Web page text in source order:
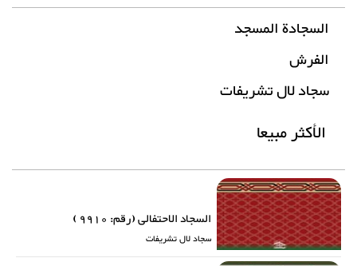
السجادة المسجد
الفرش
سجاد لال تشریفات
الأكثر مبيعا
السجاد الاحتفالی (رقم: 9910 )
سجاد لال تشریفات